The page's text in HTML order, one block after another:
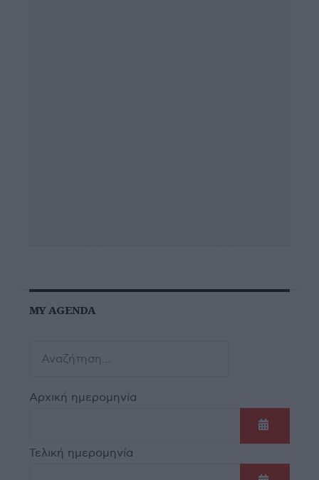
MY AGENDA
Αρχική ημερομηνία
Ανοίξτε
Τελική ημερομηνία